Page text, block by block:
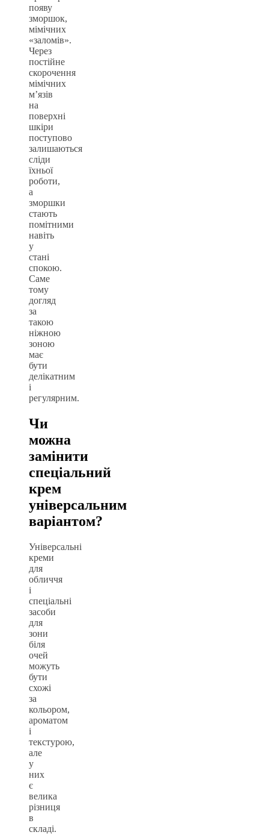
появу
зморшок,
мімічних
«заломів».
Через
постійне
скорочення
мімічних
м’язів
на
поверхні
шкіри
поступово
залишаються
сліди
їхньої
роботи,
а
зморшки
стають
помітними
навіть
у
стані
спокою.
Саме
тому
догляд
за
такою
ніжною
зоною
має
бути
делікатним
і
регулярним.
Чи
можна
замінити
спеціальний
крем
універсальним
варіантом?
Універсальні
креми
для
обличчя
і
спеціальні
засоби
для
зони
біля
очей
можуть
бути
схожі
за
кольором,
ароматом
і
текстурою,
але
у
них
є
велика
різниця
в
складі.